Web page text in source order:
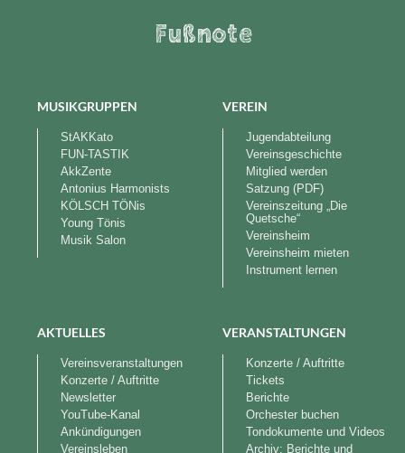
Fußnote
MUSIKGRUPPEN
StAKKato
FUN-TASTIK
AkkZente
Antonius Harmonists
KÖLSCH TÖNis
Young Tönis
Musik Salon
VEREIN
Jugendabteilung
Vereinsgeschichte
Mitglied werden
Satzung (PDF)
Vereinszeitung „Die
Quetsche“
Vereinsheim
Vereinsheim mieten
Instrument lernen
AKTUELLES
Vereinsveranstaltungen
Konzerte / Auftritte
Newsletter
YouTube-Kanal
Ankündigungen
Vereinsleben
VERANSTALTUNGEN
Konzerte / Auftritte
Tickets
Berichte
Orchester buchen
Tondokumente und Videos
Archiv: Berichte und